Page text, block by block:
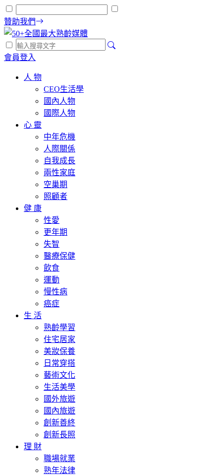
贊助我們
會員登入
人 物
CEO生活學
國內人物
國際人物
心 靈
中年危機
人際關係
自我成長
兩性家庭
空巢期
照顧者
健 康
性愛
更年期
失智
醫療保健
飲食
運動
慢性病
癌症
生 活
熟齡學習
住宅居家
美妝保養
日常穿搭
藝術文化
生活美學
國外旅遊
國內旅遊
創新善終
創新長照
理 財
職場就業
熟年法律